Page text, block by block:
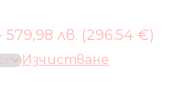
579,98 лв. (296.54 €)
Изчистване